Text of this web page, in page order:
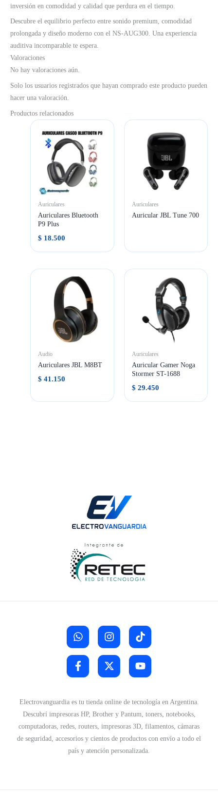
inversión en comodidad y calidad que perdura en el tiempo.
Descubre el equilibrio perfecto entre sonido premium, comodidad
prolongada y diseño moderno con el NS-AUG300. Una experiencia
auditiva incomparable te espera.
Valoraciones
No hay valoraciones aún.
Solo los usuarios registrados que hayan comprado este producto pueden
hacer una valoración.
Productos relacionados
Auriculares
Auriculares Bluetooth
P9 Plus
$ 18.500
Auriculares
Auricular JBL Tune 700
Audio
Auriculares JBL M8BT
$ 41.150
Auriculares
Auricular Gamer Noga
Stormer ST-1688
$ 29.450
Electrovanguardia es tu tienda online de tecnología en Argentina.
Descubrí impresoras HP, Brother y Pantum, toners, notebooks,
computadoras, redes, routers, impresoras 3D, filamentos, cámaras
de seguridad, accesorios y cientos de productos con envío a todo el
país y atención personalizada.